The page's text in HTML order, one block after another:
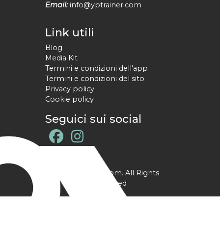
Email: info@yptrainer.com
Link utili
Blog
Media Kit
Termini e condizioni dell'app
Termini e condizioni del sito
Privacy policy
Cookie policy
Seguici sui social
@ YPtrainer.com. All Rights
Reserved